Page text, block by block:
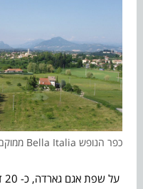
כפר הנופש Bella Italia ממוקם על שפת אגם גרדה. צילום עוזי בכר